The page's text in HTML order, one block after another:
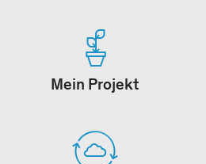
Mein Projekt